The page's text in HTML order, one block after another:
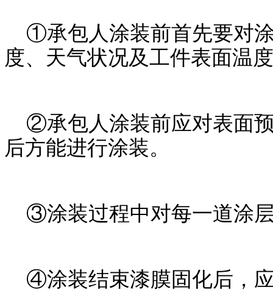
①承包人涂装前首先要对涂
度、天气状况及工件表面温
②承包人涂装前应对表面预
后方能进行涂装。
③涂装过程中对每一道涂层
④涂装结束漆膜固化后，应